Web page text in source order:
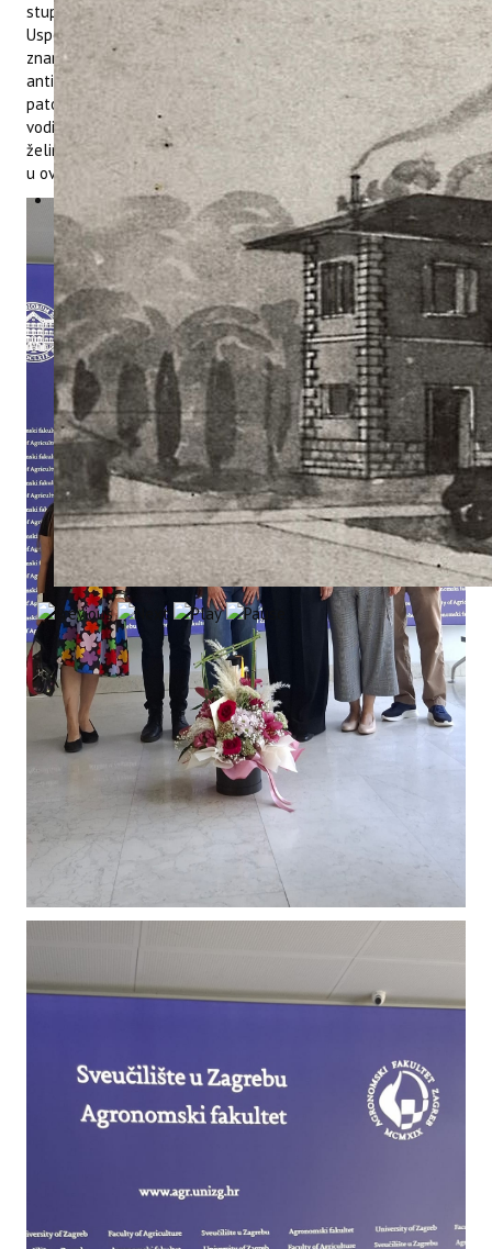
stupnja doktorice znanosti. Doktorski je rad financiran u okviru
Uspostavnog istraživačkog projekta Hrvatske zaklade za
znanost „Prirodni bioaktivni spojevi kao izvor potencijalnih
antimikrobnih tvari u suzbijanju bakterijskih i drugih gljivičnih
patogena masline“ (Anti-Mikrobi-OL UIP-2020-02-7413), a
voditeljica projekta bila je: dr. sc. Sara Godena. Novoj doktorici
želimo sve najbolje u daljnjem znanstveno istraživačkom radu
u ovom zanimljivom istraživačkom području.